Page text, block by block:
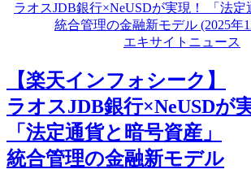
ラオスJDB銀行×NeUSDが実現！ 「法定
統合管理の金融新モデル (2025年
エキサイトニュース
【楽天インフォシーク】
ラオスJDB銀行×NeUSDが
「法定通貨と暗号資産」
統合管理の金融新モデル